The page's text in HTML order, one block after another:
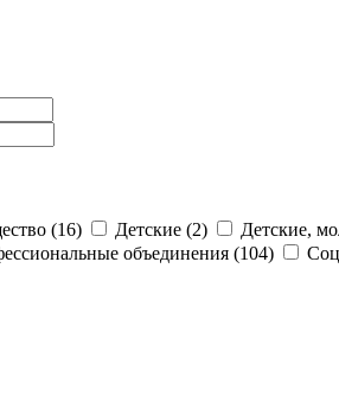
(16) Детские (2) Детские,
объединения (104)